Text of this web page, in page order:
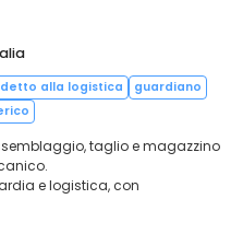
alla logistica
guardiano
taglio e magazzino
e logistica, con